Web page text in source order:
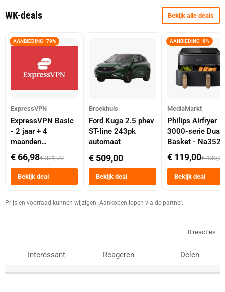
WK-deals Bekijk alle deals
AANBIEDING -79%
ExpressVPN
ExpressVPN Basic
- 2 jaar + 4
maanden
abonnement
€ 66,98€ 321,72
Bekijk deal
Broekhuis
Ford Kuga 2.5 phev
ST-line 243pk
automaat
€ 509,00
Bekijk deal
AANBIEDING -8%
MediaMarkt
Philips Airfryer
3000-serie Dual
Basket -
Dubbele Mand 9
Tot 6 Personen
Heteluchtfriteuse
Zwart
€ 119,00€ 130,00
Bekijk deal
Prijs en voorraad kunnen wijzigen. Aankopen lopen via de partner.
0 reacties
Interessant Reageren Delen